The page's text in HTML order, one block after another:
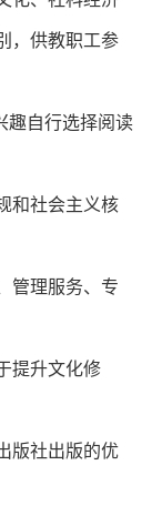
，供教职工参
趣自行选择阅读
和社会主义核
管理服务、专
提升文化修
版社出版的优